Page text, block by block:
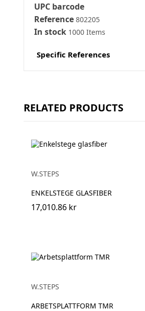
UPC barcode
Reference 802205
In stock 1000 Items
Specific References
RELATED PRODUCTS
W.STEPS
ENKELSTEGE GLASFIBER
17,010.86 kr
W.STEPS
ARBETSPLATTFORM TMR